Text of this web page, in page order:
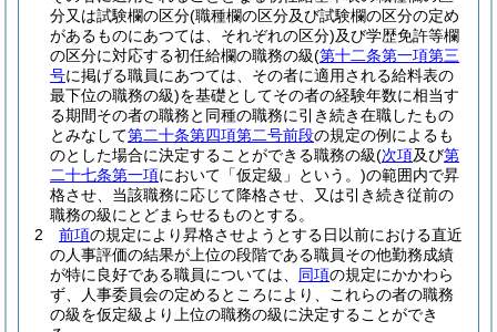
分又は試験欄の区分(職種欄の区分及び試験欄の区分の定め
があるものにあつては、それぞれの区分)及び学歴免許等欄
の区分に対応する初任給欄の職務の級(第十二条第一項第三
号に掲げる職員にあつては、その者に適用される給料表の
最下位の職務の級)を基礎としてその者の経験年数に相当す
る期間その者の職務と同種の職務に引き続き在職したもの
とみなして第二十条第四項第二号前段の規定の例によるも
のとした場合に決定することができる職務の級(次項及び第
二十七条第一項において「仮定級」という。)の範囲内で昇
格させ、当該職務に応じて降格させ、又は引き続き従前の
職務の級にとどまらせるものとする。
2
前項の規定により昇格させようとする日以前における直近
の人事評価の結果が上位の段階である職員その他勤務成績
が特に良好である職員については、 同項の規定にかかわら
ず、人事委員会の定めるところにより、これらの者の職務
の級を仮定級より上位の職務の級に決定することができ